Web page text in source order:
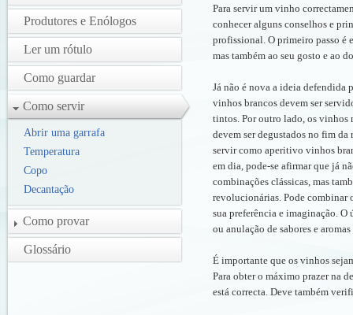
Produtores e Enólogos
Ler um rótulo
Como guardar
Como servir
Abrir uma garrafa
Temperatura
Copo
Decantação
Como provar
Glossário
Para servir um vinho
conhecer alguns conselhos e
profissional. O primeiro passo é
mas também ao seu gosto e ao
Já não é nova a ideia defendida
vinhos brancos devem ser
tintos. Por outro lado, os vinhos
devem ser degustados no fim da
servir como aperitivo vinhos
em dia, pode-se afirmar que já
combinações clássicas, mas
revolucionárias. Pode combinar
sua preferência e imaginação.
ou anulação de sabores e
É importante que os vinhos
Para obter o máximo prazer na
está correcta. Deve também